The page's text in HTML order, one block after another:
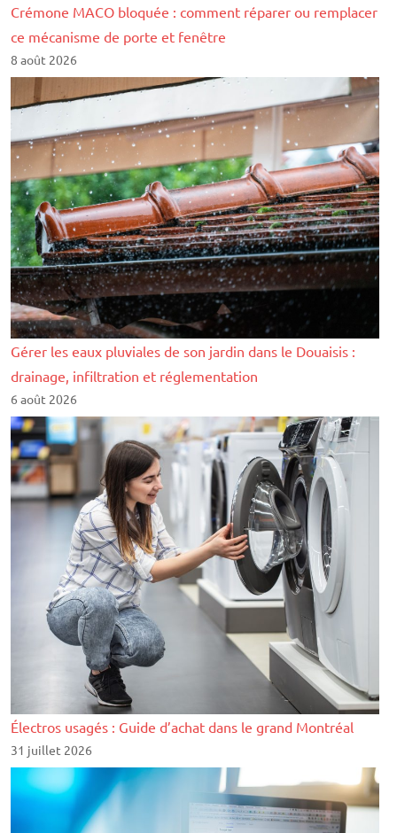
Crémone MACO bloquée : comment réparer ou remplacer
ce mécanisme de porte et fenêtre
8 août 2026
Gérer les eaux pluviales de son jardin dans le Douaisis :
drainage, infiltration et réglementation
6 août 2026
Électros usagés : Guide d’achat dans le grand Montréal
31 juillet 2026